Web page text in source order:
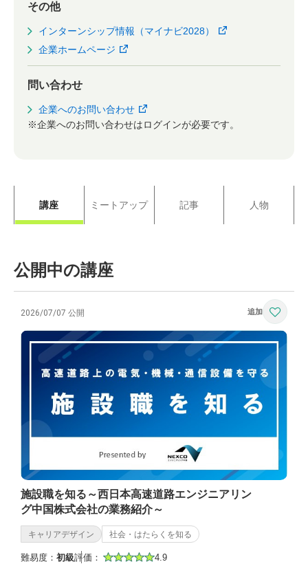
その他
インターンシップ情報（マイナビ2028）
企業ホームページ
問い合わせ
企業へのお問い合わせ
※企業へのお問い合わせはログインが必要です。
講座 ミートアップ 記事 人物
公開中の講座
2026/07/07 公開
施設職を知る～西日本高速道路エンジニアリン
グ中国株式会社の業務紹介～
キャリアデザイン 社会・はたらくを知る
難易度： 初級評価： 4.9